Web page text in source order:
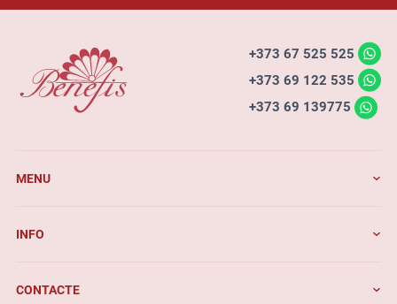
+373 67 525 525
+373 69 122 535
+373 69 139775
MENU
INFO
CONTACTE